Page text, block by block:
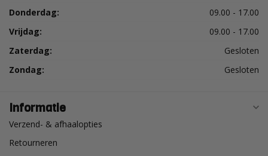
Donderdag:
09.00 - 17.00
Vrijdag:
09.00 - 17.00
Zaterdag:
Gesloten
Zondag:
Gesloten
Informatie
Verzend- & afhaalopties
Retourneren